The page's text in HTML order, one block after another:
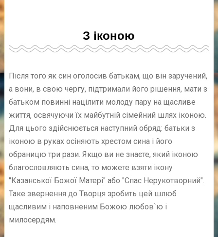
З іконою
Після того як син оголосив батькам, що він заручений,
а вони, в свою чергу, підтримали його рішення, мати з
батьком повинні націлити молоду пару на щасливе
життя, освячуючи їх майбутній сімейний шлях іконою.
Для цього здійснюється наступний обряд: батьки з
іконою в руках осіняють хрестом сина і його
обраницю три рази. Якщо ви не знаєте, який іконою
благословляють сина, то можете взяти ікону
"Казанської Божої Матері" або "Спас Нерукотворний".
Таке звернення до Творця зробить цей шлюб
щасливим і наповненим Божою любов`ю і
милосердям.